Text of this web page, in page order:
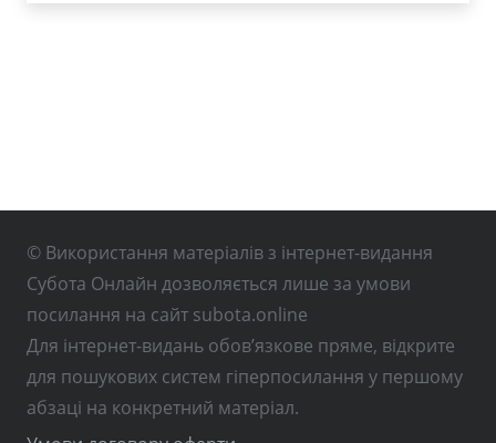
© Використання матеріалів з інтернет-видання
Субота Онлайн дозволяється лише за умови
посилання на сайт subota.online
Для інтернет-видань обов’язкове пряме, відкрите
для пошукових систем гіперпосилання у першому
абзаці на конкретний матеріал.